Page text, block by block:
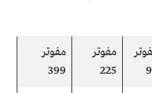
مفوتر
225
مفوتر
399